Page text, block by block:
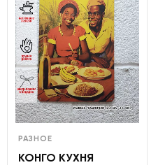
РАЗНОЕ
КОНГО КУХНЯ